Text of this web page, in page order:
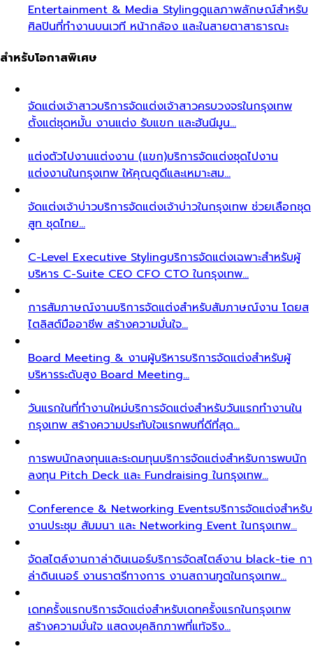
Entertainment & Media Stylingดูแลภาพลักษณ์สำหรับ
ศิลปินที่ทำงานบนเวที หน้ากล้อง และในสายตาสาธารณะ
สำหรับโอกาสพิเศษ
จัดแต่งเจ้าสาวบริการจัดแต่งเจ้าสาวครบวงจรในกรุงเทพ
ตั้งแต่ชุดหมั้น งานแต่ง รับแขก และฮันนีมูน…
แต่งตัวไปงานแต่งงาน (แขก)บริการจัดแต่งชุดไปงาน
แต่งงานในกรุงเทพ ให้คุณดูดีและเหมาะสม…
จัดแต่งเจ้าบ่าวบริการจัดแต่งเจ้าบ่าวในกรุงเทพ ช่วยเลือกชุด
สูท ชุดไทย…
C-Level Executive Stylingบริการจัดแต่งเฉพาะสำหรับผู้
บริหาร C-Suite CEO CFO CTO ในกรุงเทพ…
การสัมภาษณ์งานบริการจัดแต่งสำหรับสัมภาษณ์งาน โดยส
ไตลิสต์มืออาชีพ สร้างความมั่นใจ…
Board Meeting & งานผู้บริหารบริการจัดแต่งสำหรับผู้
บริหารระดับสูง Board Meeting…
วันแรกในที่ทำงานใหม่บริการจัดแต่งสำหรับวันแรกทำงานใน
กรุงเทพ สร้างความประทับใจแรกพบที่ดีที่สุด…
การพบนักลงทุนและระดมทุนบริการจัดแต่งสำหรับการพบนัก
ลงทุน Pitch Deck และ Fundraising ในกรุงเทพ…
Conference & Networking Eventsบริการจัดแต่งสำหรับ
งานประชุม สัมมนา และ Networking Event ในกรุงเทพ…
จัดสไตล์งานกาล่าดินเนอร์บริการจัดสไตล์งาน black-tie กา
ล่าดินเนอร์ งานราตรีทางการ งานสถานทูตในกรุงเทพ…
เดทครั้งแรกบริการจัดแต่งสำหรับเดทครั้งแรกในกรุงเทพ
สร้างความมั่นใจ แสดงบุคลิกภาพที่แท้จริง…